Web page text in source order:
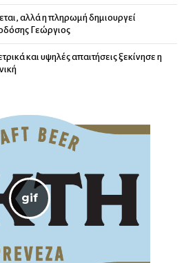
αλλά η πληρωμή δημιουργεί
Γεώργιος
και υψηλές απαιτήσεις ξεκίνησε η